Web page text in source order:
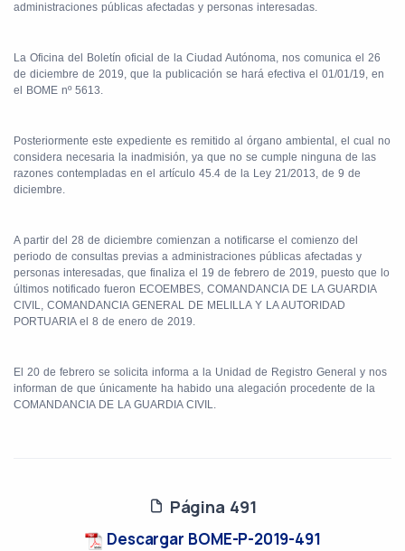
administraciones públicas afectadas y personas interesadas.
La Oficina del Boletín oficial de la Ciudad Autónoma, nos comunica el 26
de diciembre de 2019, que la publicación se hará efectiva el 01/01/19, en
el BOME nº 5613.
Posteriormente este expediente es remitido al órgano ambiental, el cual no
considera necesaria la inadmisión, ya que no se cumple ninguna de las
razones contempladas en el artículo 45.4 de la Ley 21/2013, de 9 de
diciembre.
A partir del 28 de diciembre comienzan a notificarse el comienzo del
periodo de consultas previas a administraciones públicas afectadas y
personas interesadas, que finaliza el 19 de febrero de 2019, puesto que lo
últimos notificado fueron ECOEMBES, COMANDANCIA DE LA GUARDIA
CIVIL, COMANDANCIA GENERAL DE MELILLA Y LA AUTORIDAD
PORTUARIA el 8 de enero de 2019.
El 20 de febrero se solicita informa a la Unidad de Registro General y nos
informan de que únicamente ha habido una alegación procedente de la
COMANDANCIA DE LA GUARDIA CIVIL.
Página 491
Descargar BOME-P-2019-491